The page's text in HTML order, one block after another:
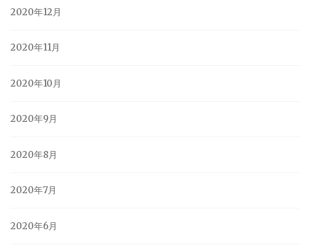
2020年12月
2020年11月
2020年10月
2020年9月
2020年8月
2020年7月
2020年6月